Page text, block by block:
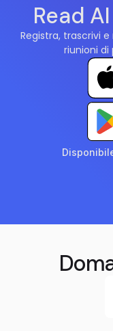
Read
Registra, trascrivi
riunioni